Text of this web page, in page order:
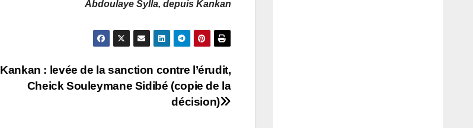
Abdoulaye Sylla, depuis Kankan
Kankan : levée de la sanction contre l’érudit,
Cheick Souleymane Sidibé (copie de la
décision)